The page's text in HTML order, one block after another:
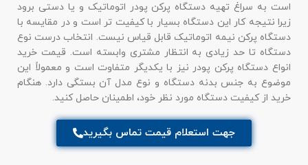
است به سراغ تهیه دستگاه پرکن پودر اتوماتیک و یا دستی برود
زیرا نتیجه کار این دستگاه بسیار با کیفیت تر است و در مقایسه با
دستگاه پرکن نیمه اتوماتیک قابل قیاس نیست. انتخاب درست نوع
دستگاه تا حد زیادی به انتظار مشتری وابسته است. قیمت خرید
انواع دستگاه پرکن پودر نیز با یکدیگر متفاوت است و معمولاً این
موضوع به جنس بدنه دستگاه و نوع مدل آن بستگی دارد. هنگام
خرید از کیفیت دستگاه مورد نظر خود، اطمینان حاصل کنید.
جهت استعلام قیمت تماس بگیرید